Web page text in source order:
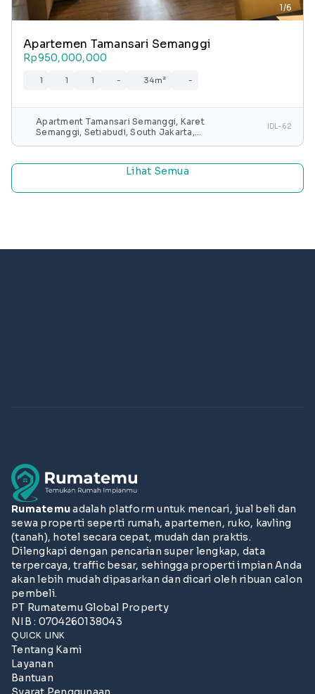
1/6
Apartemen Tamansari Semanggi
Rp950,000,000
1 1 1 - 34m² -
Apartment Tamansari Semanggi, Karet
Semanggi, Setiabudi, South Jakarta,
IDL-62
Lihat Semua
Rumatemuadalah platform untuk mencari, jual beli dan
sewa properti seperti rumah, apartemen, ruko, kavling
(tanah), hotel secara cepat, mudah dan praktis.
Dilengkapi dengan pencarian super lengkap, data
terpercaya, traffic besar, sehingga properti impian Anda
akan lebih mudah dipasarkan dan dicari oleh ribuan calon
pembeli.
PT Rumatemu Global Property
NIB : 0704260138043
QUICK LINK
Tentang Kami
Layanan
Bantuan